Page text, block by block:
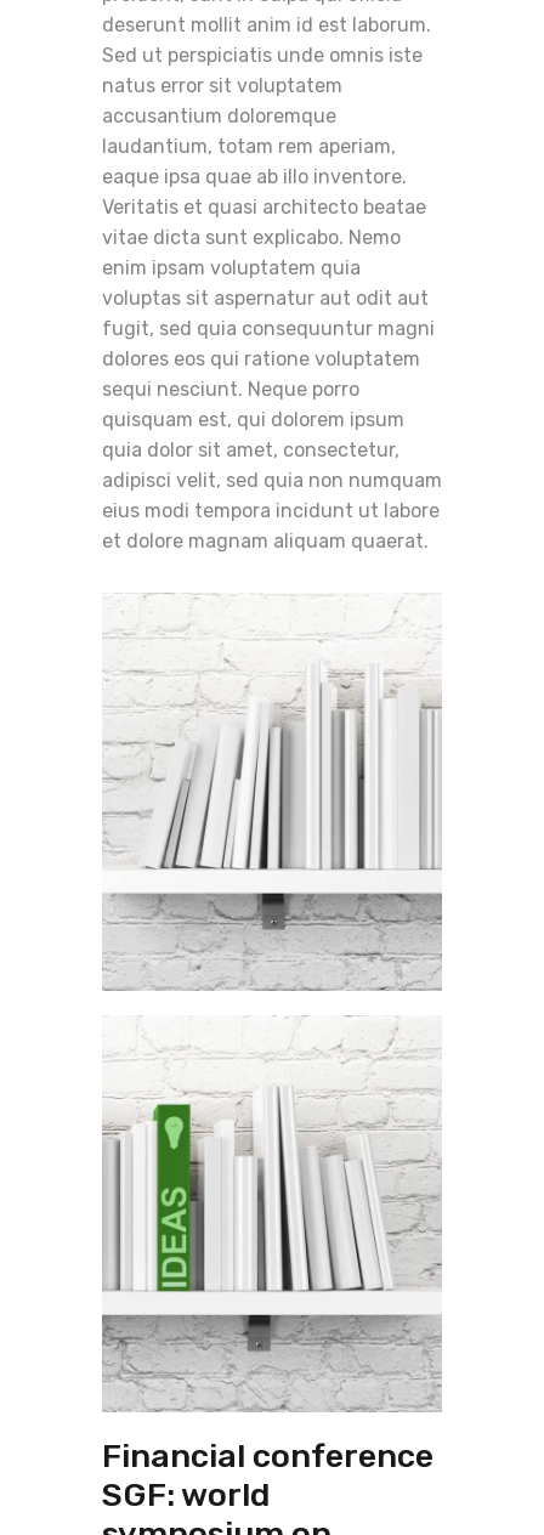
deserunt mollit anim id est laborum.
Sed ut perspiciatis unde omnis iste
natus error sit voluptatem
accusantium doloremque
laudantium, totam rem aperiam,
eaque ipsa quae ab illo inventore.
Veritatis et quasi architecto beatae
vitae dicta sunt explicabo. Nemo
enim ipsam voluptatem quia
voluptas sit aspernatur aut odit aut
fugit, sed quia consequuntur magni
dolores eos qui ratione voluptatem
sequi nesciunt. Neque porro
quisquam est, qui dolorem ipsum
quia dolor sit amet, consectetur,
adipisci velit, sed quia non numquam
eius modi tempora incidunt ut labore
et dolore magnam aliquam quaerat.
Financial conference
SGF: world